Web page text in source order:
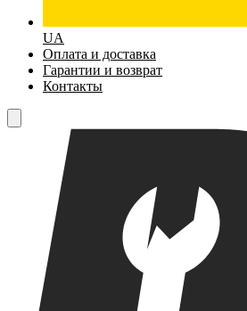
UA
Оплата и доставка
Гарантии и возврат
Контакты